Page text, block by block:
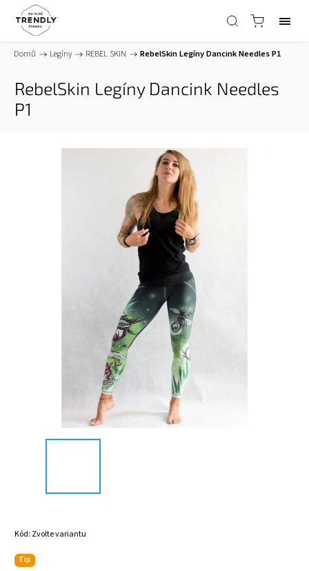
Domů / Legíny / REBEL SKIN / RebelSkin Legíny Dancink Needles P1
RebelSkin Legíny Dancink Needles
P1
Kód: Zvolte variantu
Tip